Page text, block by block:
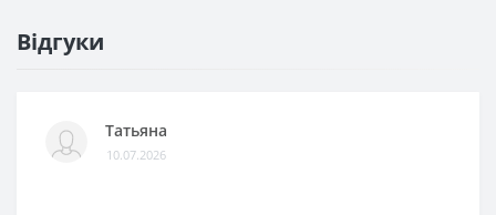
Відгуки
Татьяна
10.07.2026